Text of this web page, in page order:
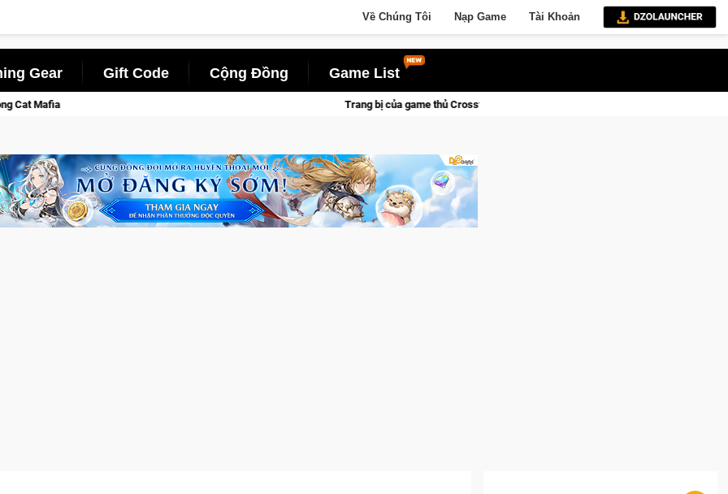
Về Chúng Tôi Nạp Game Tài Khoản
Gear Gift Code Cộng Đồng Game List
Trang bị của game thủ Crossfire sẽ lộng lẫy ánh đèn với Kho Báu Hoàng Gia Sapphire Neon Punk